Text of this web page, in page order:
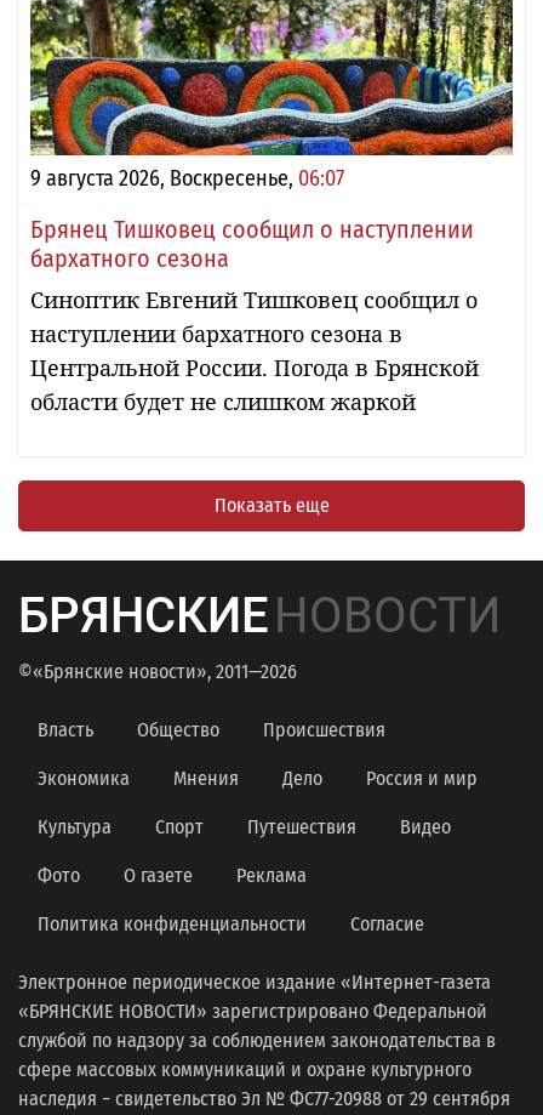
9 августа 2026, Воскресенье, 06:07
Брянец Тишковец сообщил о наступлении
бархатного сезона
Синоптик Евгений Тишковец сообщил о
наступлении бархатного сезона в
Центральной России. Погода в Брянской
области будет не слишком жаркой
Показать еще
БРЯНСКИЕНОВОСТИ
©«Брянские новости», 2011—2026
Власть Общество Происшествия
Экономика Мнения Дело Россия и мир
Культура Спорт Путешествия Видео
Фото О газете Реклама
Политика конфиденциальности Согласие
Электронное периодическое издание «Интернет-газета
«БРЯНСКИЕ НОВОСТИ» зарегистрировано Федеральной
службой по надзору за соблюдением законодательства в
сфере массовых коммуникаций и охране культурного
наследия − свидетельство Эл № ФС77-20988 от 29 сентября